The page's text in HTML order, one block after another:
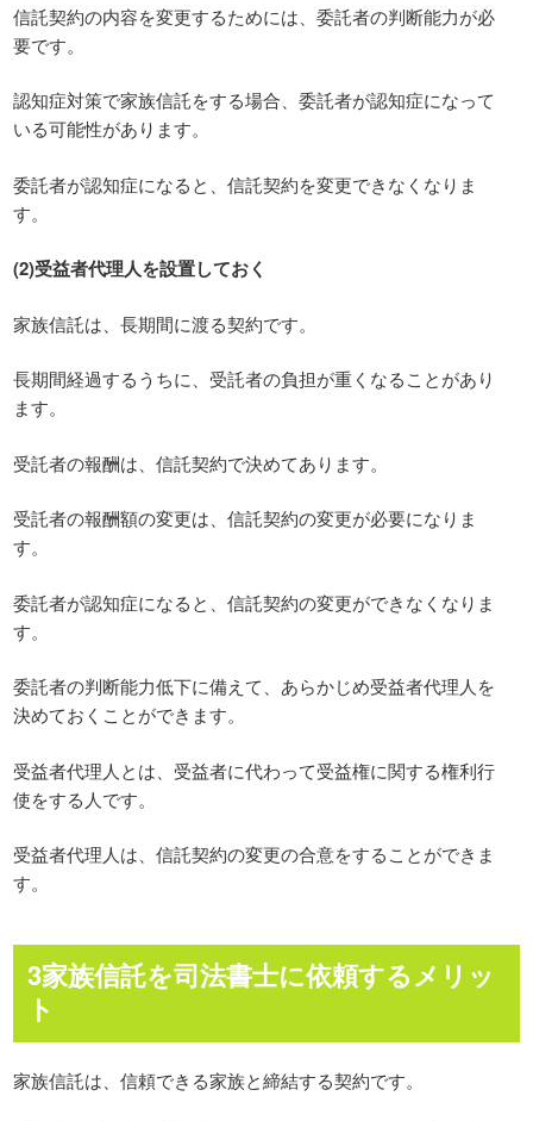
信託契約の内容を変更するためには、委託者の判断能力が必
要です。
認知症対策で家族信託をする場合、委託者が認知症になって
いる可能性があります。
委託者が認知症になると、信託契約を変更できなくなりま
す。
(2)受益者代理人を設置しておく
家族信託は、長期間に渡る契約です。
長期間経過するうちに、受託者の負担が重くなることがあり
ます。
受託者の報酬は、信託契約で決めてあります。
受託者の報酬額の変更は、信託契約の変更が必要になりま
す。
委託者が認知症になると、信託契約の変更ができなくなりま
す。
委託者の判断能力低下に備えて、あらかじめ受益者代理人を
決めておくことができます。
受益者代理人とは、受益者に代わって受益権に関する権利行
使をする人です。
受益者代理人は、信託契約の変更の合意をすることができま
す。
3家族信託を司法書士に依頼するメリッ
ト
家族信託は、信頼できる家族と締結する契約です。